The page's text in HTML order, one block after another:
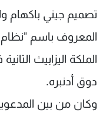
تصميم جيني باكهام
المعروف باسم "نظام
دوق أدنبره.
وكان من بين